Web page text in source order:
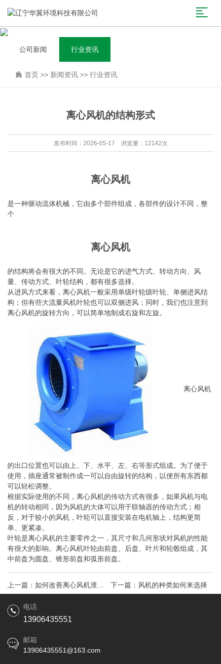
公司新闻 行业资讯
首页 >> 新闻资讯 >> 行业资讯
离心风机的结构形式
发布时间：2026-05-17 浏览量：12142次
离心风机
是一种驱动流体机械，它由多个部件组成，各部件的设计不同，整
个
离心风机
的结构将会有很大的不同。无论是它的进气方式、转动方向、风
量、传动方式、叶轮结构，都有很多选择。
从进风方式来看，离心风机一般采用单级叶轮级叶轮、单侧进风结
构；但有些大流量风机叶轮也可以双侧进风；同时，我们也注意到
离心风机的旋转方向，可以简单地制成右旋和左旋。
离心风机
的出口位置也可以由上、下、水平、左、右等形式组成。为了便于
使用，插座通常被制作成一可以自由旋转的结构，以便所有东西都
可以轻松调整。
根据实际使用的不同，离心风机的传动方式有很多，如果风机与电
机的转动相同，因为风机的大体可以用于联轴器的传动方式；相
反，对于较小的风机，叶轮可以直接安装在电机轴上，结构更简
单、更紧凑。
叶轮是离心风机的主要零件之一，其尺寸和几何形状对风机的性能
有很大的影响。离心风机叶轮由前盘、后盘、叶片和轮毂组成，其
中前盘为圆盘、锥形前盘和弧形前盘。
上一篇： 如何改善离心风机泄漏 下一篇： 风机的种类如何来选择
电话
13906435551
邮箱
13906435551@163.com